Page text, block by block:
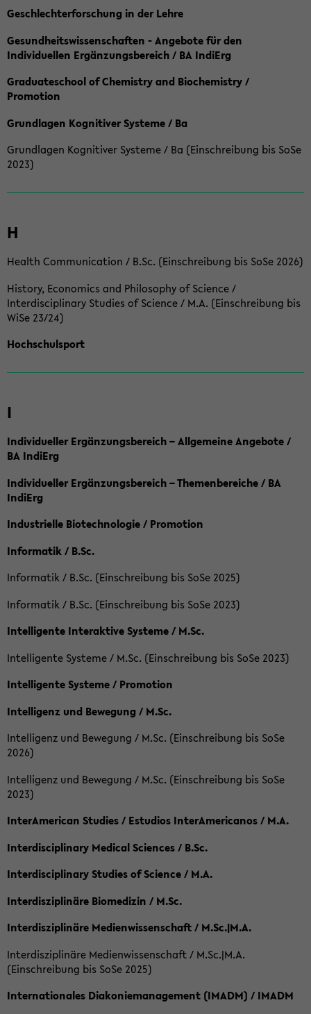
Geschlechterforschung in der Lehre
Gesundheitswissenschaften - Angebote für den
Individuellen Ergänzungsbereich / BA IndiErg
Graduateschool of Chemistry and Biochemistry /
Promotion
Grundlagen Kognitiver Systeme / Ba
Grundlagen Kognitiver Systeme / Ba (Einschreibung bis SoSe
2023)
H
Health Communication / B.Sc. (Einschreibung bis SoSe 2026)
History, Economics and Philosophy of Science /
Interdisciplinary Studies of Science / M.A. (Einschreibung bis
WiSe 23/24)
Hochschulsport
I
Individueller Ergänzungsbereich – Allgemeine Angebote /
BA IndiErg
Individueller Ergänzungsbereich – Themenbereiche / BA
IndiErg
Industrielle Biotechnologie / Promotion
Informatik / B.Sc.
Informatik / B.Sc. (Einschreibung bis SoSe 2025)
Informatik / B.Sc. (Einschreibung bis SoSe 2023)
Intelligente Interaktive Systeme / M.Sc.
Intelligente Systeme / M.Sc. (Einschreibung bis SoSe 2023)
Intelligente Systeme / Promotion
Intelligenz und Bewegung / M.Sc.
Intelligenz und Bewegung / M.Sc. (Einschreibung bis SoSe
2026)
Intelligenz und Bewegung / M.Sc. (Einschreibung bis SoSe
2023)
InterAmerican Studies / Estudios InterAmericanos / M.A.
Interdisciplinary Medical Sciences / B.Sc.
Interdisciplinary Studies of Science / M.A.
Interdisziplinäre Biomedizin / M.Sc.
Interdisziplinäre Medienwissenschaft / M.Sc.|M.A.
Interdisziplinäre Medienwissenschaft / M.Sc.|M.A.
(Einschreibung bis SoSe 2025)
Internationales Diakoniemanagement (IMADM) / IMADM